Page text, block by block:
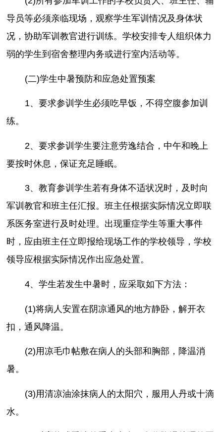
导员等必须亲临现场，观察学生军训情况及身体状
况，协助军训教官进行训练。学校安排专人组织体力
弱的学生到宿舍整理内务或进行室内活动等。
(二)学生中暑预防和应急处置预案
1、要求参训学生必须吃早饭，不得空腹参加训
练。
2、要求参训学生要注意劳逸结合，中午和晚上
要按时休息，保证充足睡眠。
3、教育参训学生若有身体不适状况时，及时向
军训教官和班主任汇报。班主任根据实际情况立即联
系医务室进行及时处理。出现重症学生等重大事件
时，应由班主任立即报给现场工作的学校领导，学校
领导应根据实际情况作出应急处置。
4、学生若发生中暑时，应采取如下方法：
(1)将病人安置在阴凉通风的地方静卧，解开衣
扣，通风降温。
(2)用凉毛巾帖敷在病人的头部和胸部，降温消
暑。
(3)用清凉油涂抹病人的太阳穴，服用人丹或十滴
水。